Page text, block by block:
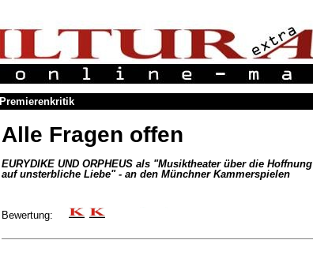
Premierenkritik
Alle Fragen offen
EURYDIKE UND ORPHEUS als "Musiktheater über die Hoffnung
auf unsterbliche Liebe" - an den Münchner Kammerspielen
Bewertung: